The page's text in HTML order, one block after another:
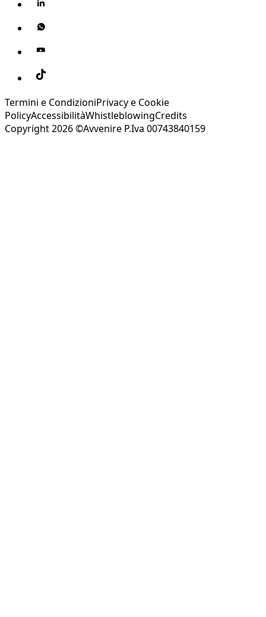
Termini e CondizioniPrivacy e Cookie
PolicyAccessibilitàWhistleblowingCredits
Copyright 2026 ©Avvenire P.Iva 00743840159